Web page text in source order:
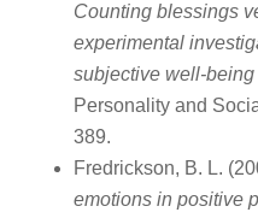
Counting blessings
experimental
subjective well-
Personality and
389.
Fredrickson, B. L.
emotions in positive